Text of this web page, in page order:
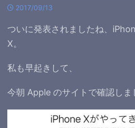
2017/09/13
ついに発表されましたね、
X。
私も早起きして、
今朝 Apple のサイトで確認しま